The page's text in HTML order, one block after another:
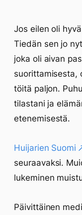
Jos eilen oli
Tiedän sen jo
joka oli aivan
suorittamisesta,
töitä paljon.
tilastani ja
etenemisestä.
Huijarien Suomi
seuraavaksi.
lukeminen
Päivittäinen